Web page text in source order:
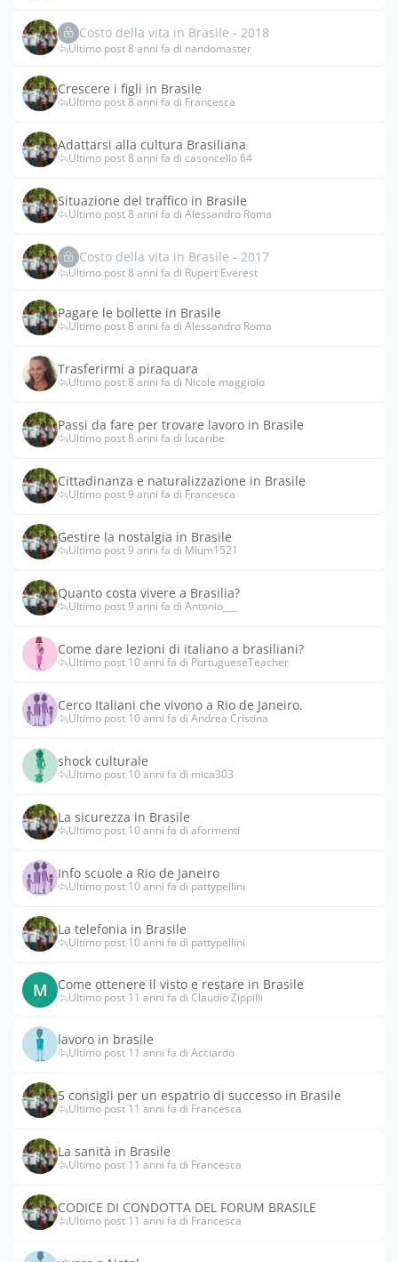
Costo della vita in Brasile - 2018
Ultimo post 8 anni fa di nandomaster
Crescere i figli in Brasile
Ultimo post 8 anni fa di Francesca
Adattarsi alla cultura Brasiliana
Ultimo post 8 anni fa di casoncello 64
Situazione del traffico in Brasile
Ultimo post 8 anni fa di Alessandro Roma
Costo della vita in Brasile - 2017
Ultimo post 8 anni fa di Rupert Everest
Pagare le bollette in Brasile
Ultimo post 8 anni fa di Alessandro Roma
Trasferirmi a piraquara
Ultimo post 8 anni fa di Nicole maggiolo
Passi da fare per trovare lavoro in Brasile
Ultimo post 8 anni fa di lucaribe
Cittadinanza e naturalizzazione in Brasile
Ultimo post 9 anni fa di Francesca
Gestire la nostalgia in Brasile
Ultimo post 9 anni fa di Mlum1521
Quanto costa vivere a Brasilia?
Ultimo post 9 anni fa di Antonio___
Come dare lezioni di italiano a brasiliani?
Ultimo post 10 anni fa di PortugueseTeacher
Cerco Italiani che vivono a Rio de Janeiro.
Ultimo post 10 anni fa di Andrea Cristina
shock culturale
Ultimo post 10 anni fa di mica303
La sicurezza in Brasile
Ultimo post 10 anni fa di aformenti
Info scuole a Rio de Janeiro
Ultimo post 10 anni fa di pattypellini
La telefonia in Brasile
Ultimo post 10 anni fa di pattypellini
M Come ottenere il visto e restare in Brasile
Ultimo post 11 anni fa di Claudio Zippilli
lavoro in brasile
Ultimo post 11 anni fa di Acciardo
5 consigli per un espatrio di successo in Brasile
Ultimo post 11 anni fa di Francesca
La sanità in Brasile
Ultimo post 11 anni fa di Francesca
CODICE DI CONDOTTA DEL FORUM BRASILE
Ultimo post 11 anni fa di Francesca